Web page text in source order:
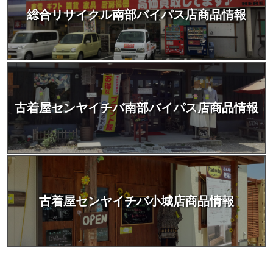
総合リサイクル南部バイパス店商品情報
古着屋センヤイチバ南部バイパス店商品情報
古着屋センヤイチバ小城店商品情報